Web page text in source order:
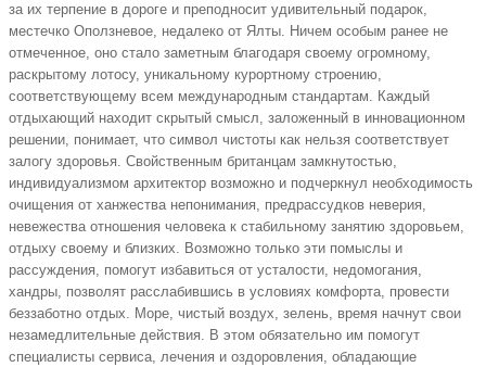
за их терпение в дороге и преподносит удивительный подарок,
местечко Оползневое, недалеко от Ялты. Ничем особым ранее не
отмеченное, оно стало заметным благодаря своему огромному,
раскрытому лотосу, уникальному курортному строению,
соответствующему всем международным стандартам. Каждый
отдыхающий находит скрытый смысл, заложенный в инновационном
решении, понимает, что символ чистоты как нельзя соответствует
залогу здоровья. Свойственным британцам замкнутостью,
индивидуализмом архитектор возможно и подчеркнул необходимость
очищения от ханжества непонимания, предрассудков неверия,
невежества отношения человека к стабильному занятию здоровьем,
отдыху своему и близких. Возможно только эти помыслы и
рассуждения, помогут избавиться от усталости, недомогания,
хандры, позволят расслабившись в условиях комфорта, провести
беззаботно отдых. Море, чистый воздух, зелень, время начнут свои
незамедлительные действия. В этом обязательно им помогут
специалисты сервиса, лечения и оздоровления, обладающие